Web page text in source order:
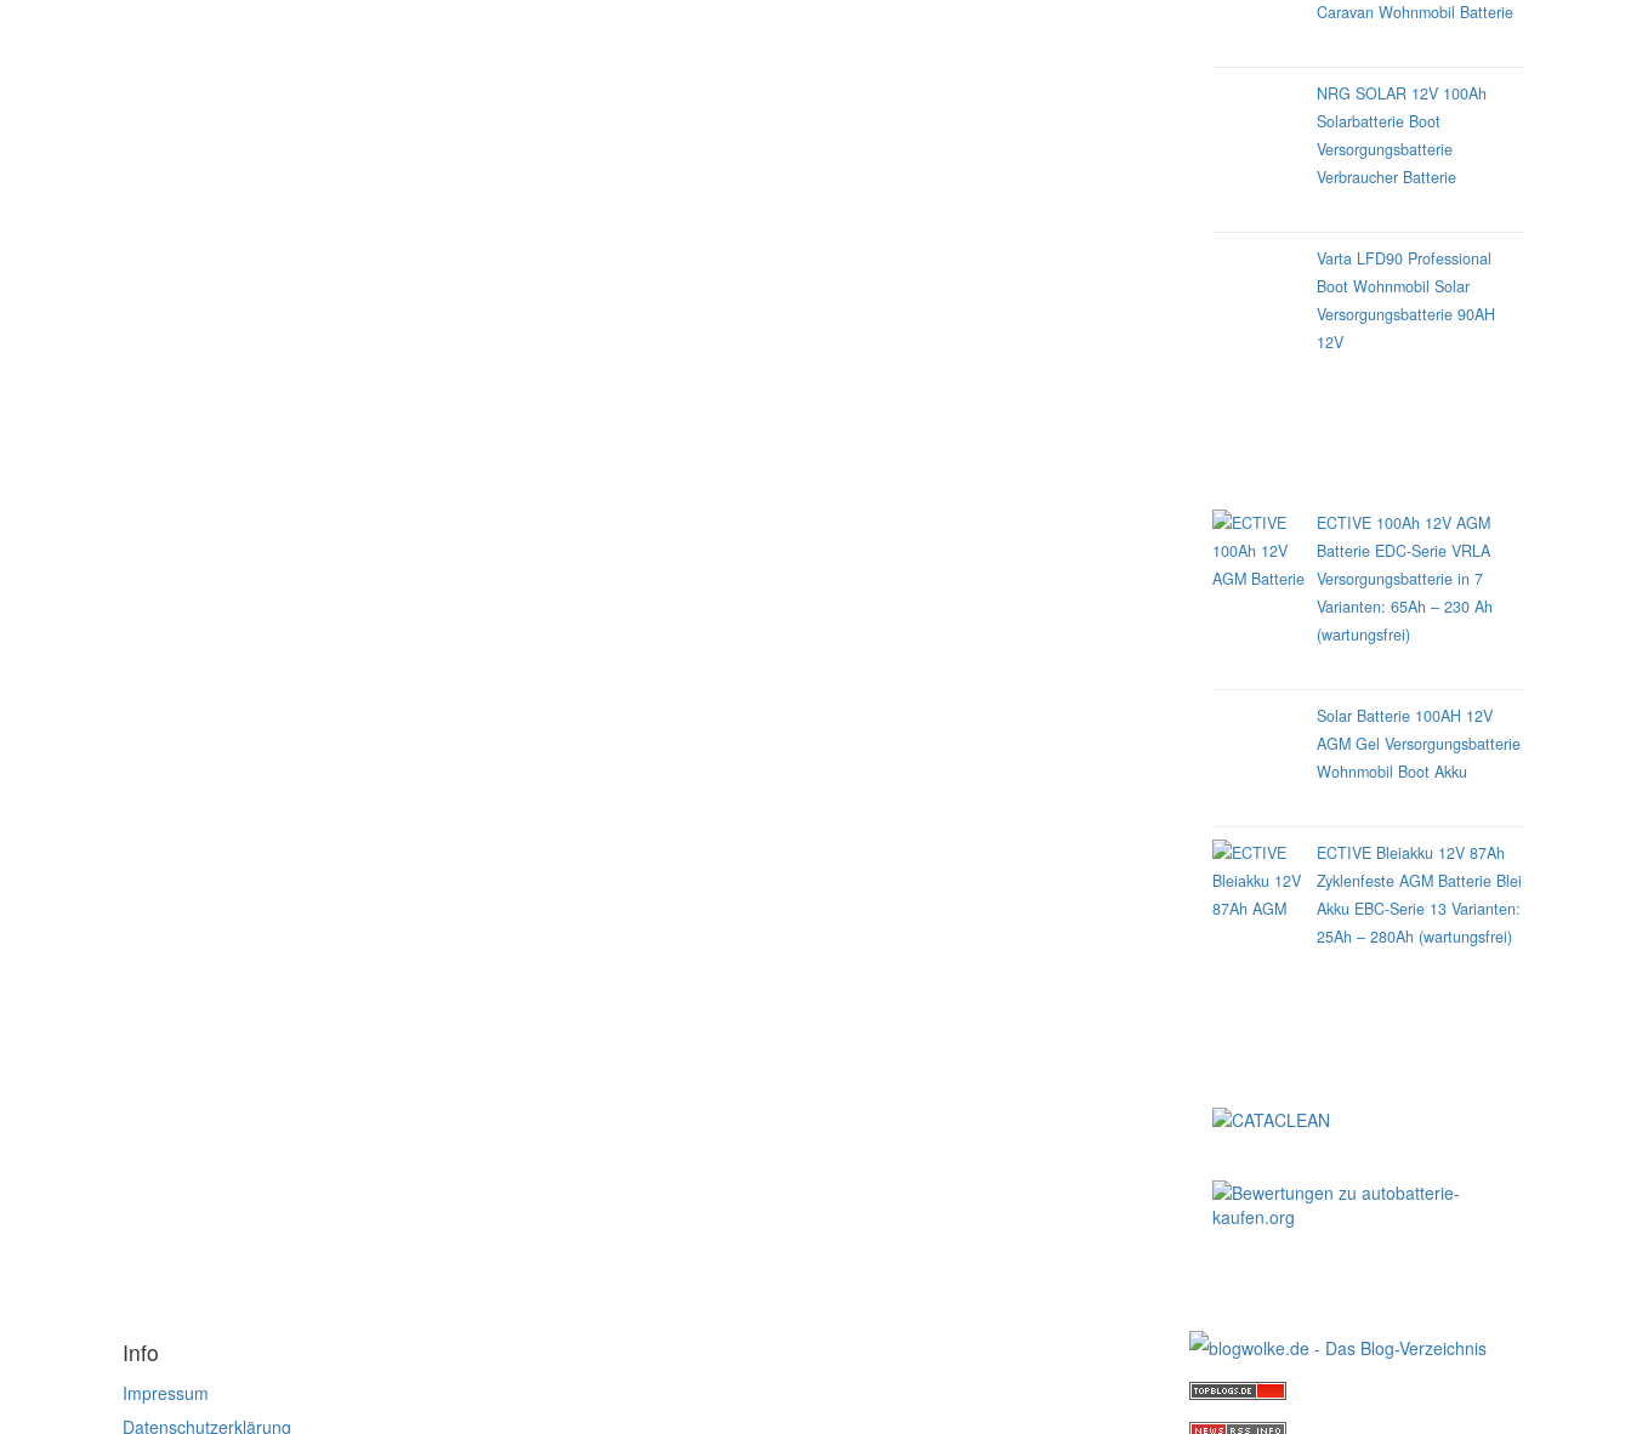
Caravan Wohnmobil Batterie
NRG SOLAR 12V 100Ah
Solarbatterie Boot
Versorgungsbatterie
Verbraucher Batterie
Varta LFD90 Professional
Boot Wohnmobil Solar
Versorgungsbatterie 90AH
12V
ECTIVE 100Ah 12V AGM
Batterie EDC-Serie VRLA
Versorgungsbatterie in 7
Varianten: 65Ah – 230 Ah
(wartungsfrei)
Solar Batterie 100AH 12V
AGM Gel Versorgungsbatterie
Wohnmobil Boot Akku
ECTIVE Bleiakku 12V 87Ah
Zyklenfeste AGM Batterie Blei
Akku EBC-Serie 13 Varianten:
25Ah – 280Ah (wartungsfrei)
Info
Impressum
Datenschutzerklärung